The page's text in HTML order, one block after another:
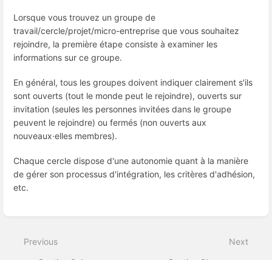
Lorsque vous trouvez un groupe de
travail/cercle/projet/micro-entreprise que vous souhaitez
rejoindre, la première étape consiste à examiner les
informations sur ce groupe.
En général, tous les groupes doivent indiquer clairement s'ils
sont ouverts (tout le monde peut le rejoindre), ouverts sur
invitation (seules les personnes invitées dans le groupe
peuvent le rejoindre) ou fermés (non ouverts aux
nouveaux·elles membres).
Chaque cercle dispose d'une autonomie quant à la manière
de gérer son processus d'intégration, les critères d'adhésion,
etc.
mode
Previous
Next